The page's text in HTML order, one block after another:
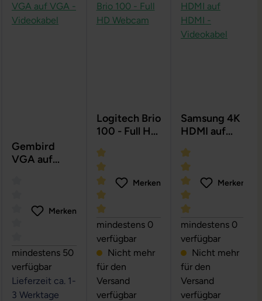
5 Sternen
von 0 von 5 Sternen
Gembird
VGA auf
Durchschnittliche Bewertung von 0 von 5 Sternen
Merken
mindestens 50
verfügbar
Lieferzeit ca. 1-
3 Werktage
Logitech Brio
100 - Full HD
Durchschnittliche Bewertung von 5
Merken
mindestens 0
verfügbar
Nicht mehr
für den
Versand
verfügbar
Samsung 4K
HDMI auf
Videokabel
Durchschnittliche
Merken
mindestens 0
verfügbar
Nicht mehr
für den
Versand
verfügbar